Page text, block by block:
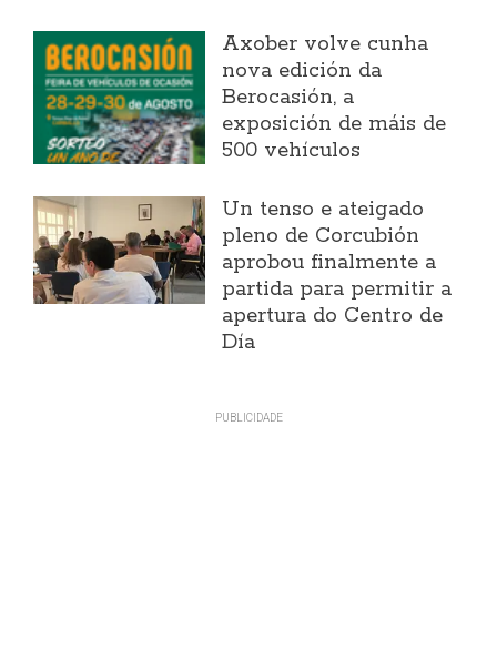
Axober volve cunha
nova edición da
Berocasión, a
exposición de máis de
500 vehículos
Un tenso e ateigado
pleno de Corcubión
aprobou finalmente a
partida para permitir a
apertura do Centro de
Día